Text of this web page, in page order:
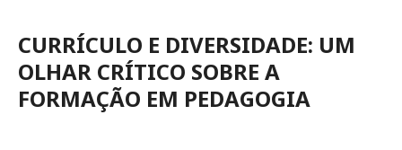
CURRÍCULO E DIVERSIDADE: UM
OLHAR CRÍTICO SOBRE A
FORMAÇÃO EM PEDAGOGIA